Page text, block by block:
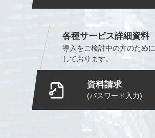
各種サービス詳細資料
導入をご検討中の方のために
しております。
資料請求
(パスワード入力)